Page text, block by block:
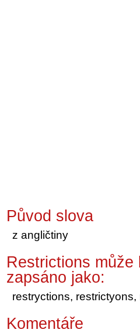
Původ slova
z angličtiny
Restrictions může
zapsáno jako:
restryctions,
Komentáře